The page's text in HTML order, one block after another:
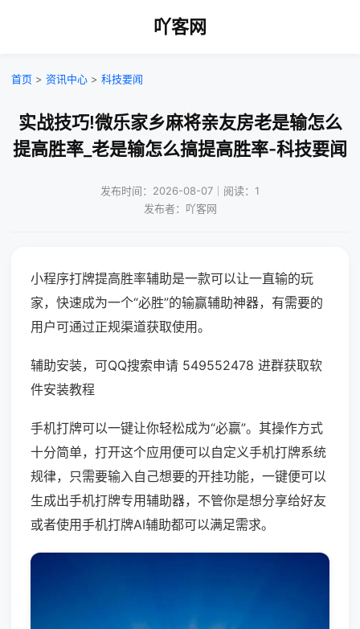
吖客网
首页 > 资讯中心 > 科技要闻
实战技巧!微乐家乡麻将亲友房老是输怎么
提高胜率_老是输怎么搞提高胜率-科技要闻
发布时间：2026-08-07｜阅读：1
发布者：吖客网
小程序打牌提高胜率辅助是一款可以让一直输的玩
家，快速成为一个“必胜”的输赢辅助神器，有需要的
用户可通过正规渠道获取使用。
辅助安装，可QQ搜索申请 549552478 进群获取软
件安装教程
手机打牌可以一键让你轻松成为“必赢”。其操作方式
十分简单，打开这个应用便可以自定义手机打牌系统
规律，只需要输入自己想要的开挂功能，一键便可以
生成出手机打牌专用辅助器，不管你是想分享给好友
或者使用手机打牌AI辅助都可以满足需求。